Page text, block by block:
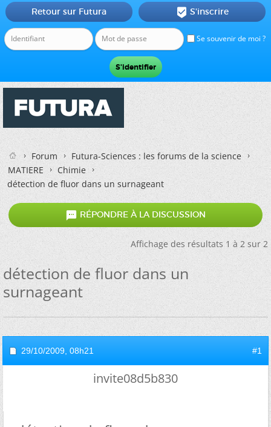
Se souvenir de moi ?
Retour sur Futura  S'inscrire
Forum
Futura-Sciences : les forums de la science
MATIERE
Chimie
détection de fluor dans un surnageant
 RÉPONDRE À LA DISCUSSION
Affichage des résultats 1 à 2 sur 2
détection de fluor dans un
surnageant
29/10/2009, 08h21 #1
invite08d5b830